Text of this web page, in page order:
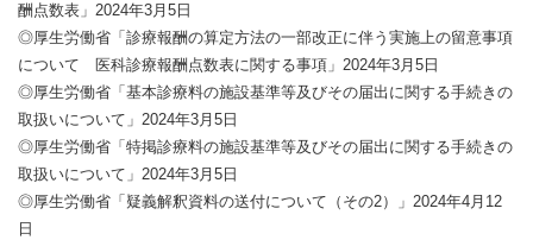
酬点数表」2024年3月5日
◎厚生労働省「診療報酬の算定方法の一部改正に伴う実施上の留意事項
について 医科診療報酬点数表に関する事項」2024年3月5日
◎厚生労働省「基本診療料の施設基準等及びその届出に関する手続きの
取扱いについて」2024年3月5日
◎厚生労働省「特掲診療料の施設基準等及びその届出に関する手続きの
取扱いについて」2024年3月5日
◎厚生労働省「疑義解釈資料の送付について（その2）」2024年4月12
日